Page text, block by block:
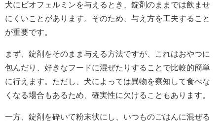
犬にビオフェルミンを与えるとき、錠剤のままでは飲ませ
にくいことがあります。そのため、与え方を工夫すること
が重要です。
まず、錠剤をそのまま与える方法ですが、これはおやつに
包んだり、好きなフードに混ぜたりすることで比較的簡単
に行えます。ただし、犬によっては異物を察知して食べな
くなる場合もあるため、確実性に欠けることもあります。
一方、錠剤を砕いて粉末状にし、いつものごはんに混ぜる